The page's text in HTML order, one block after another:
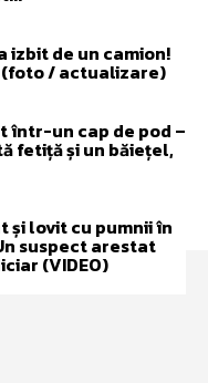
izbit de un camion!
(foto / actualizare)
într-un cap de pod –
fetiță și un băiețel,
și lovit cu pumnii în
suspect arestat
(VIDEO)